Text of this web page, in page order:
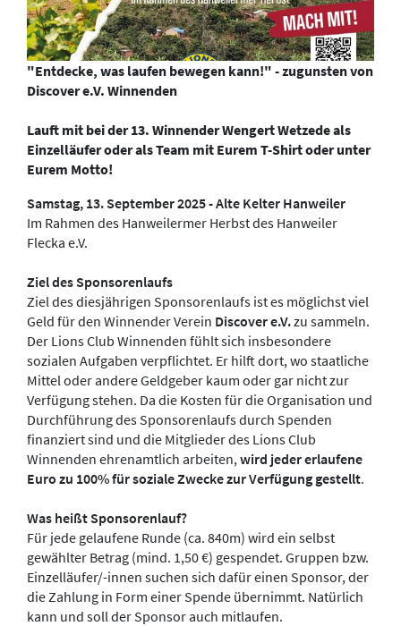
"Entdecke, was laufen bewegen kann!" - zugunsten von
Discover e.V. Winnenden
Lauft mit bei der 13. Winnender Wengert Wetzede als
Einzelläufer oder als Team mit Eurem T-Shirt oder unter
Eurem Motto!
Samstag, 13. September 2025 - Alte Kelter Hanweiler
Im Rahmen des Hanweilermer Herbst des Hanweiler
Flecka e.V.
Ziel des Sponsorenlaufs
Ziel des diesjährigen Sponsorenlaufs ist es möglichst viel
Geld für den Winnender Verein Discover e.V.zu sammeln.
Der Lions Club Winnenden fühlt sich insbesondere
sozialen Aufgaben verpflichtet. Er hilft dort, wo staatliche
Mittel oder andere Geldgeber kaum oder gar nicht zur
Verfügung stehen. Da die Kosten für die Organisation und
Durchführung des Sponsorenlaufs durch Spenden
finanziert sind und die Mitglieder des Lions Club
Winnenden ehrenamtlich arbeiten, wird jeder erlaufene
Euro zu 100% für soziale Zwecke zur Verfügung gestellt.
Was heißt Sponsorenlauf?
Für jede gelaufene Runde (ca. 840m) wird ein selbst
gewählter Betrag (mind. 1,50 €) gespendet. Gruppen bzw.
Einzelläufer/-innen suchen sich dafür einen Sponsor, der
die Zahlung in Form einer Spende übernimmt. Natürlich
kann und soll der Sponsor auch mitlaufen.